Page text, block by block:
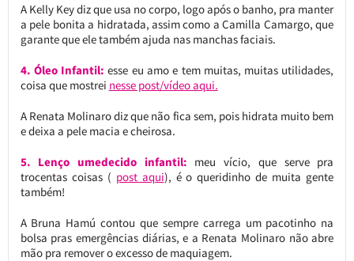
A Kelly Key diz que usa no corpo, logo após o banho, pra manter
a pele bonita a hidratada, assim como a Camilla Camargo, que
garante que ele também ajuda nas manchas faciais.
4. Óleo Infantil: esse eu amo e tem muitas, muitas utilidades,
coisa que mostrei nesse post/vídeo aqui.
A Renata Molinaro diz que não fica sem, pois hidrata muito bem
e deixa a pele macia e cheirosa.
5. Lenço umedecido infantil: meu vício, que serve pra
trocentas coisas ( post aqui), é o queridinho de muita gente
também!
A Bruna Hamú contou que sempre carrega um pacotinho na
bolsa pras emergências diárias, e a Renata Molinaro não abre
mão pra remover o excesso de maquiagem.